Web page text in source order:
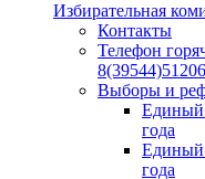
Избирательная
Контакты
Телефон
8(39544)51206
Выборы и
Единый
года
Единый
года